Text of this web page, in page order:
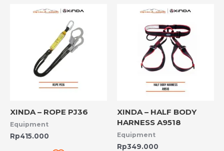
XINDA – ROPE PJ36
Equipment
Rp415.000
XINDA – HALF BODY
HARNESS A9518
Equipment
Rp349.000